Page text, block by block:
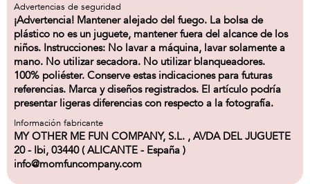
Advertencias de seguridad
¡Advertencia! Mantener alejado del fuego. La bolsa de
plástico no es un juguete, mantener fuera del alcance de los
niños. Instrucciones: No lavar a máquina, lavar solamente a
mano. No utilizar secadora. No utilizar blanqueadores.
100% poliéster. Conserve estas indicaciones para futuras
referencias. Marca y diseños registrados. El artículo podría
presentar ligeras diferencias con respecto a la fotografía.
Información fabricante
MY OTHER ME FUN COMPANY, S.L. , AVDA DEL JUGUETE
20 - Ibi, 03440 ( ALICANTE - España )
info@momfuncompany.com